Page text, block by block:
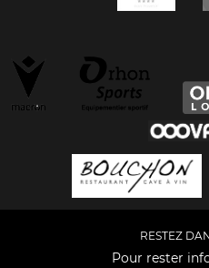
RESTEZ
Pour rester